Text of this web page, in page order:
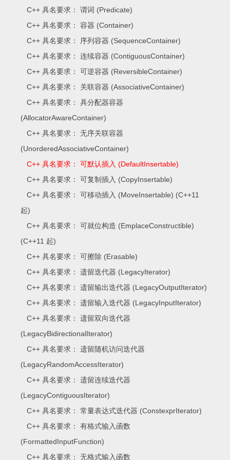
C++ 具名要求： 谓词 (Predicate)
C++ 具名要求： 容器 (Container)
C++ 具名要求： 序列容器 (SequenceContainer)
C++ 具名要求： 连续容器 (ContiguousContainer)
C++ 具名要求： 可逆容器 (ReversibleContainer)
C++ 具名要求： 关联容器 (AssociativeContainer)
C++ 具名要求： 具分配器容器
(AllocatorAwareContainer)
C++ 具名要求： 无序关联容器
(UnorderedAssociativeContainer)
C++ 具名要求： 可默认插入 (DefaultInsertable)
C++ 具名要求： 可复制插入 (CopyInsertable)
C++ 具名要求： 可移动插入 (MoveInsertable) (C++11
起)
C++ 具名要求： 可就位构造 (EmplaceConstructible)
(C++11 起)
C++ 具名要求： 可擦除 (Erasable)
C++ 具名要求： 遗留迭代器 (LegacyIterator)
C++ 具名要求： 遗留输出迭代器 (LegacyOutputIterator)
C++ 具名要求： 遗留输入迭代器 (LegacyInputIterator)
C++ 具名要求： 遗留双向迭代器
(LegacyBidirectionalIterator)
C++ 具名要求： 遗留随机访问迭代器
(LegacyRandomAccessIterator)
C++ 具名要求： 遗留连续迭代器
(LegacyContiguousIterator)
C++ 具名要求： 常量表达式迭代器 (ConstexprIterator)
C++ 具名要求： 有格式输入函数
(FormattedInputFunction)
C++ 具名要求： 无格式输入函数